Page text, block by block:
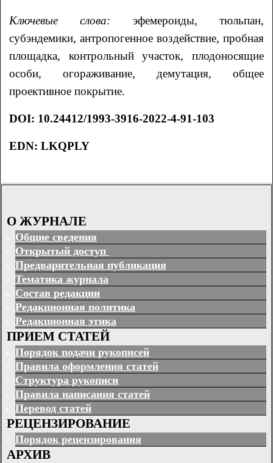
Ключевые слова: эфемероиды, тюльпан,
субэндемики, антропогенное воздействие, пробная
площадка, контрольный участок, плодоносящие
особи, огораживание, демутация, общее
проективное покрытие.
DOI: 10.24412/1993-3916-2022-4-91-103
EDN: LKQPLY
О ЖУРНАЛЕ
Общие сведения
Открытый доступ
Предварительная публикация
Тематика журнала
Состав редакции
Редакционная политика
Редакционная этика
ПРИЕМ СТАТЕЙ
Порядок подачи рукописей
Правила оформления статей
Структура рукописи
Правила написания статей
Перевод статей
РЕЦЕНЗИРОВАНИЕ
Порядок рецензирования
АРХИВ